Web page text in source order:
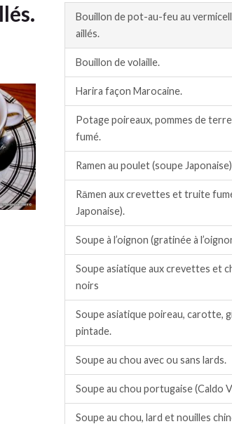
Bouillon de pot-au-feu au
aillés.
Bouillon de volaille.
Harira façon Marocaine.
Potage poireaux, pommes de
fumé.
Ramen au poulet (soupe
Rāmen aux crevettes et truite
Japonaise).
Soupe à l’oignon (gratinée à
Soupe asiatique aux crevettes et
noirs
Soupe asiatique poireau, carotte,
pintade.
Soupe au chou avec ou sans lards.
Soupe au chou portugaise (Caldo
Soupe au chou, lard et nouilles